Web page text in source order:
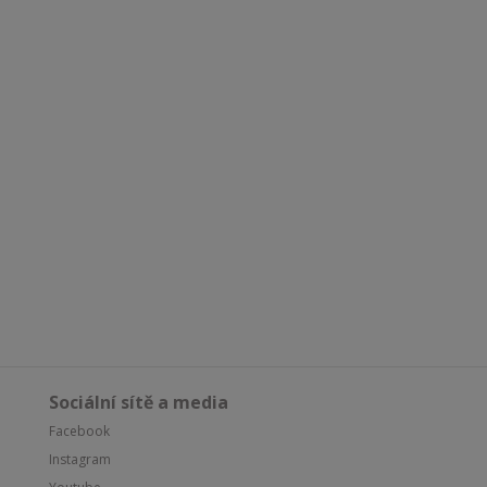
Sociální sítě a media
Facebook
Instagram